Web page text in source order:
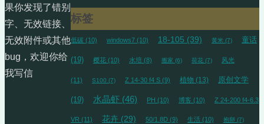
标签
低碳 (10) windows7 (10) 18-105 (39) 黄米 (7) 童话
(19) 樱花 (10) 水培 (8) 搬家 (6) 荷花 (7) 风光
(11) S100 (7) Z 14-30 f4 S (9) 植物 (13) 原创文学
(19) 水晶虾 (46) PH (10) 博客 (10) Z 24-200 f4-6.3
VR (11) 花卉 (29) 50/1.8D (9) 生活 (10) 抱卵 (7)
果你发现了错别
字、无效链接、
无效附件或其他
bug，欢迎你给
我写信